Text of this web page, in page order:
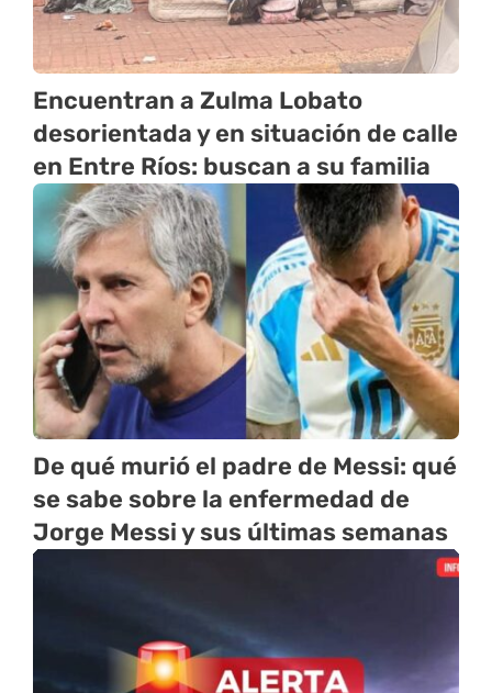
Encuentran a Zulma Lobato
desorientada y en situación de calle
en Entre Ríos: buscan a su familia
De qué murió el padre de Messi: qué
se sabe sobre la enfermedad de
Jorge Messi y sus últimas semanas